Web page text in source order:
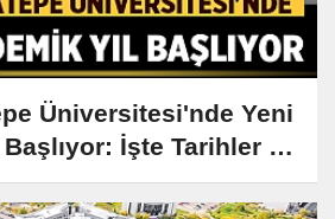
Üniversitesi'nde Yeni
İşte Tarihler ve